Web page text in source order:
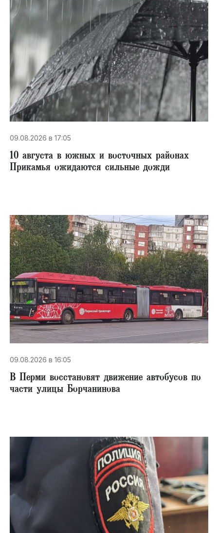
09.08.2026 в 17:05
10 августа в южных и восточных районах
Прикамья ожидаются сильные дожди
09.08.2026 в 16:05
В Перми восстановят движение автобусов по
части улицы Борчанинова